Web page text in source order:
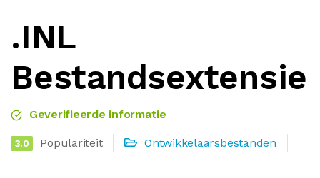
.INL
Bestandsextensie
Geverifieerde informatie
3.0 Populariteit Ontwikkelaarsbestanden